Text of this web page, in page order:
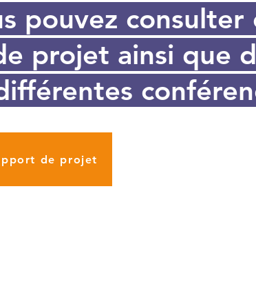
pouvez consulter
projet ainsi que
de projet